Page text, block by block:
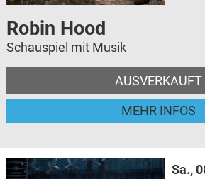
Robin Hood
Schauspiel mit Musik
AUSVERKAUFT
MEHR INFOS
Sa.,